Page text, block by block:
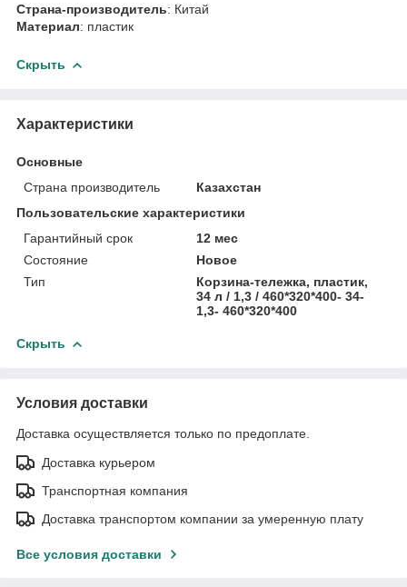
Страна-производитель: Китай
Материал: пластик
Скрыть
Характеристики
Основные
Страна производитель
Казахстан
Пользовательские характеристики
Гарантийный срок
12 мес
Состояние
Новое
Тип
Корзина-тележка, пластик,
34 л / 1,3 / 460*320*400- 34-
1,3- 460*320*400
Скрыть
Условия доставки
Доставка осуществляется только по предоплате.
Доставка курьером
Транспортная компания
Доставка транспортом компании за умеренную плату
Все условия доставки